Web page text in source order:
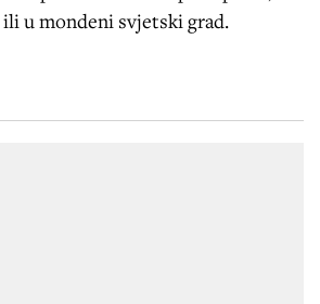
u mondeni svjetski grad.